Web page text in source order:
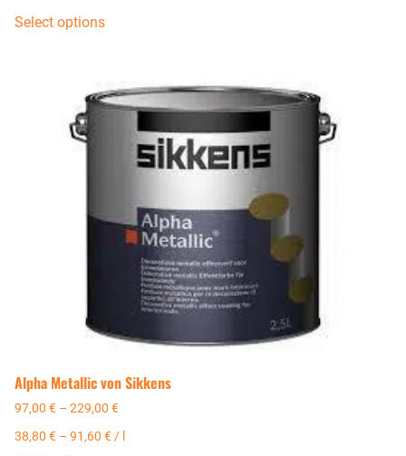
Select options
Alpha Metallic von Sikkens
97,00 € – 229,00 €
38,80 € – 91,60 € /